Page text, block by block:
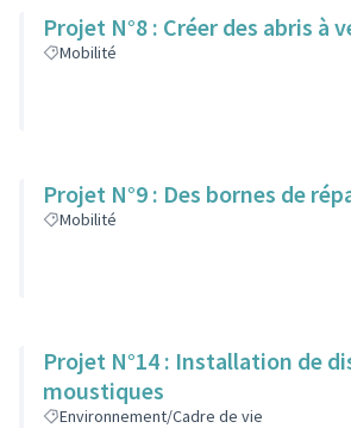
Projet N°8 : Créer des abris à
Mobilité
Projet N°9 : Des bornes de
Mobilité
Projet N°14 : Installation de
moustiques
Environnement/Cadre de vie